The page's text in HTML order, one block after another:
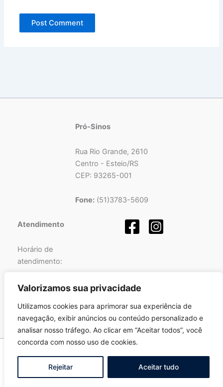
Valorizamos sua privacidade
Utilizamos cookies para aprimorar sua experiência de
navegação, exibir anúncios ou conteúdo personalizado e
analisar nosso tráfego. Ao clicar em “Aceitar todos”, você
concorda com nosso uso de cookies.
Rejeitar Aceitar tudo
Pró-Sinos
Rua Rio Grande, 2610
Centro - Esteio/RS
CEP: 93265-001
Fone:(51)3783-5609
Atendimento
Horário de
atendimento:
Segunda a Sexta-feira
das13hàs17h.
Copyright © 2026 Pró-Sinos | Desenvolvido porFortalezatec